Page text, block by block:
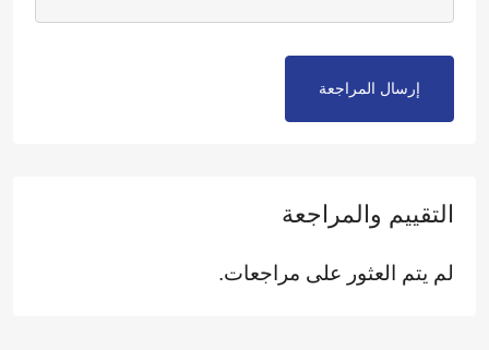
إرسال المراجعة
التقييم والمراجعة
لم يتم العثور على مراجعات.